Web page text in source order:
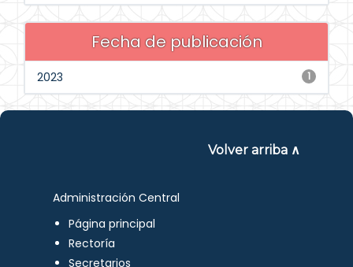
Fecha de publicación
1
2023
Volver arriba ∧
Administración Central
Página principal
Rectoría
Secretarios